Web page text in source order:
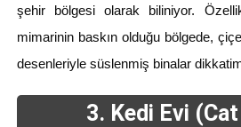
şehir bölgesi olarak biliniyor.
mimarinin baskın olduğu bölgede,
desenleriyle süslenmiş binalar
3. Kedi Evi